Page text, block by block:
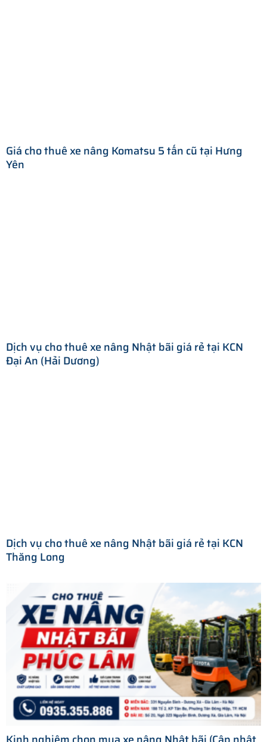
Giá cho thuê xe nâng Komatsu 5 tấn cũ tại Hưng
Yên
Dịch vụ cho thuê xe nâng Nhật bãi giá rẻ tại KCN
Đại An (Hải Dương)
Dịch vụ cho thuê xe nâng Nhật bãi giá rẻ tại KCN
Thăng Long